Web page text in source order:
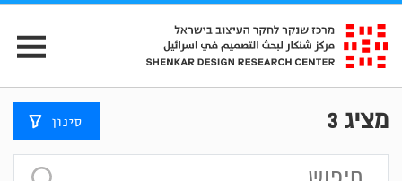
מציג 3 סינון